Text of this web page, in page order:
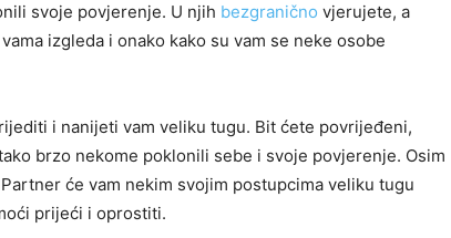
svoje povjerenje. U njih bezgranično vjerujete, a
izgleda i onako kako su vam se neke osobe
i nanijeti vam veliku tugu. Bit ćete povrijeđeni,
brzo nekome poklonili sebe i svoje povjerenje. Osim
će vam nekim svojim postupcima veliku tugu
prijeći i oprostiti.